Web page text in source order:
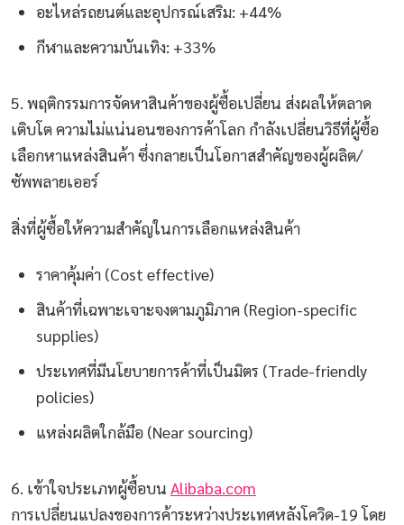
อะไหล่รถยนต์และอุปกรณ์เสริม: +44%
กีฬาและความบันเทิง: +33%
5. พฤติกรรมการจัดหาสินค้าของผู้ซื้อเปลี่ยน ส่งผลให้ตลาด
เติบโต ความไม่แน่นอนของการค้าโลก กำลังเปลี่ยนวิธีที่ผู้ซื้อ
เลือกหาแหล่งสินค้า ซึ่งกลายเป็นโอกาสสำคัญของผู้ผลิต/
ซัพพลายเออร์
สิ่งที่ผู้ซื้อให้ความสำคัญในการเลือกแหล่งสินค้า
ราคาคุ้มค่า (Cost effective)
สินค้าที่เฉพาะเจาะจงตามภูมิภาค (Region-specific
supplies)
ประเทศที่มีนโยบายการค้าที่เป็นมิตร (Trade-friendly
policies)
แหล่งผลิตใกล้มือ (Near sourcing)
6. เข้าใจประเภทผู้ซื้อบน Alibaba.com
การเปลี่ยนแปลงของการค้าระหว่างประเทศหลังโควิด-19 โดย